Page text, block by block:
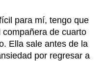
para mí, tengo que
de cuarto
Ella sale antes de la
por regresar a